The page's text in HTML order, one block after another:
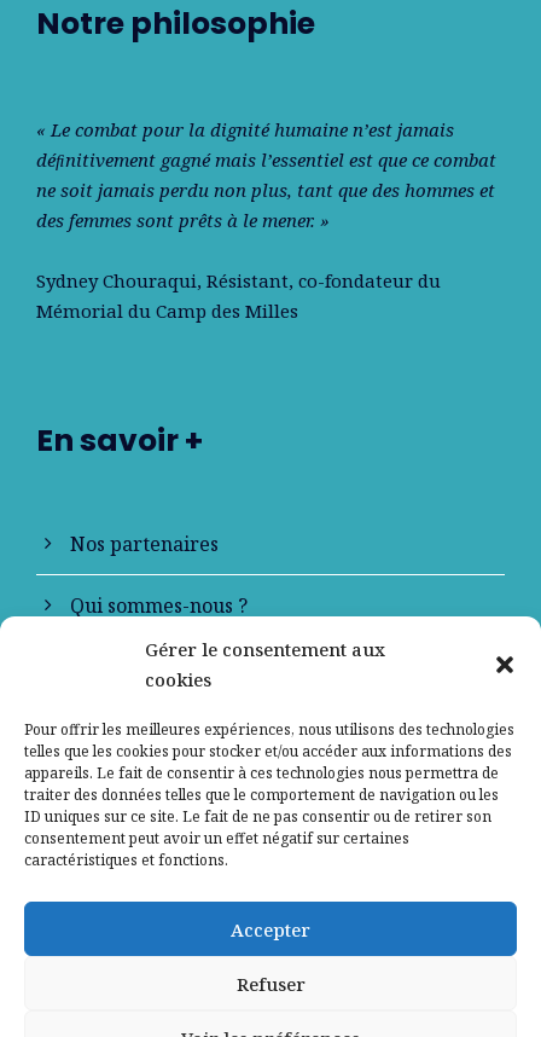
Gérer le consentement aux
cookies
Pour offrir les meilleures expériences, nous utilisons des technologies
telles que les cookies pour stocker et/ou accéder aux informations des
appareils. Le fait de consentir à ces technologies nous permettra de
traiter des données telles que le comportement de navigation ou les
ID uniques sur ce site. Le fait de ne pas consentir ou de retirer son
consentement peut avoir un effet négatif sur certaines
caractéristiques et fonctions.
Accepter
Refuser
Notre philosophie
« Le combat pour la dignité humaine n’est jamais
déﬁnitivement gagné mais l’essentiel est que ce combat
ne soit jamais perdu non plus, tant que des hommes et
des femmes sont prêts à le mener. »
Sydney Chouraqui, Résistant, co-fondateur du
Mémorial du Camp des Milles
En savoir +
Nos partenaires
Qui sommes-nous ?
Contactez-nous
Mentions légales
Politique de confidentialité